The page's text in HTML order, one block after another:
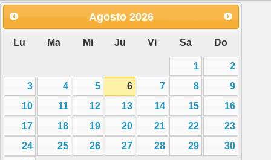
Agosto 2026
Lu Ma Mi Ju Vi Sa Do
1
2
3
4 5 6 7 8
9
10
11 12 13 14 15
16
17
18 19 20 21 22
23
24
25 26 27 28 29
30